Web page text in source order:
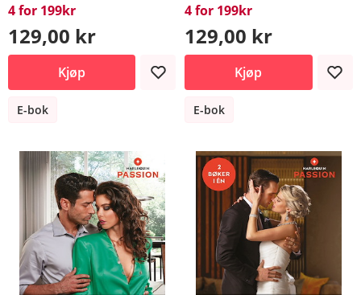
4 for 199kr
129,00 kr
Kjøp
E-bok
4 for 199kr
129,00 kr
Kjøp
E-bok